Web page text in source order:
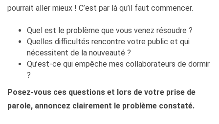
pourrait aller mieux ! C’est par là qu’il faut commencer.
Quel est le problème que vous venez résoudre ?
Quelles difficultés rencontre votre public et qui
nécessitent de la nouveauté ?
Qu’est-ce qui empêche mes collaborateurs de dormir
?
Posez-vous ces questions et lors de votre prise de
parole, annoncez clairement le problème constaté.